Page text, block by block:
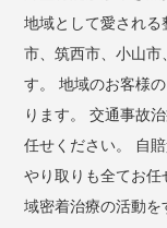
地域として愛され
市、筑西市、小山市
す。 地域のお客様
ります。 交通事故
任せください。 自
やり取りも全てお
域密着治療の活動を